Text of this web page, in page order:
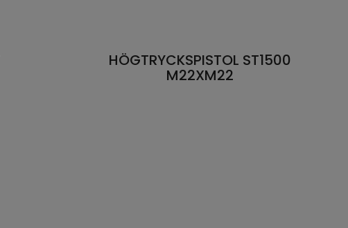
HÖGTRYCKSPISTOL ST1500
M22XM22